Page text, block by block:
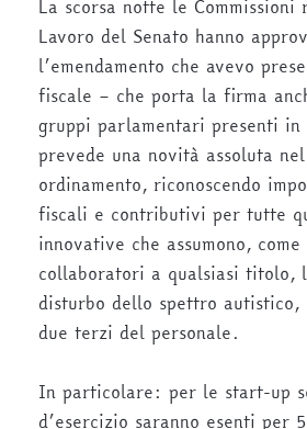
La scorsa notte le Commissioni
Lavoro del Senato hanno
l’emendamento che avevo
fiscale – che porta la firma
gruppi parlamentari presenti in
prevede una novità assoluta
ordinamento, riconoscendo
fiscali e contributivi per tutte
innovative che assumono,
collaboratori a qualsiasi titolo,
disturbo dello spettro autistico,
due terzi del personale.
In particolare: per le start-up
d’esercizio saranno esenti per